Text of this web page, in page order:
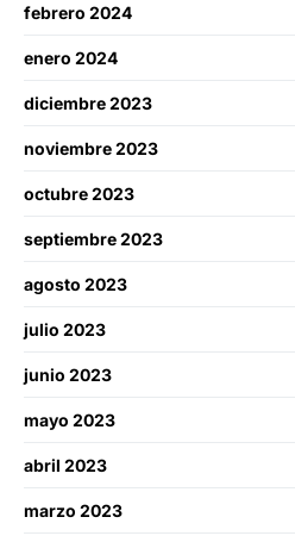
febrero 2024
enero 2024
diciembre 2023
noviembre 2023
octubre 2023
septiembre 2023
agosto 2023
julio 2023
junio 2023
mayo 2023
abril 2023
marzo 2023